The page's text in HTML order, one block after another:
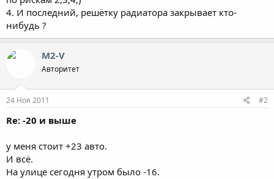
4. И последний, решётку радиатора закрывает кто-
нибудь ?
M2-V
Авторитет
24 Ноя 2011 #2
Re: -20 и выше
у меня стоит +23 авто.
И всё.
На улице сегодня утром было -16.